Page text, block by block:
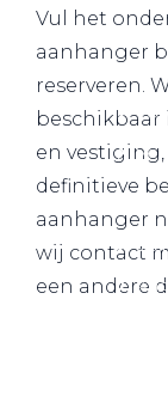
Vul het
aanhanger
reserveren.
beschikbaar
en
definitieve
aanhanger
wij contact
een andere